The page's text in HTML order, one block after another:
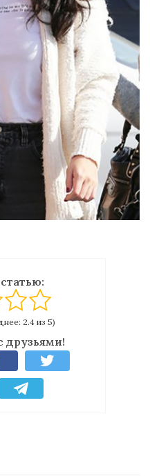
2.4 из 5)
друзьями!